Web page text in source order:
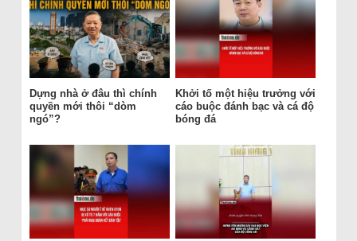
Dựng nhà ở đâu thì chính
quyền mới thôi “dòm
ngó”?
Khởi tố một hiệu trưởng với
cáo buộc đánh bạc và cá độ
bóng đá